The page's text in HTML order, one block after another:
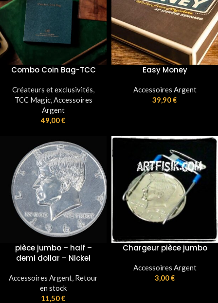
Combo Coin Bag-TCC
Créateurs et exclusivités,
TCC Magic,Accessoires
Argent
49,00€
Easy Money
Accessoires Argent
39,90€
pièce jumbo – half –
demi dollar – Nickel
Accessoires Argent, Retour
en stock
11,50€
Chargeur pièce jumbo
Accessoires Argent
3,00€